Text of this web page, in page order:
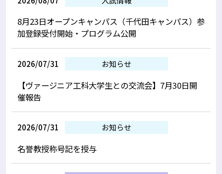
8月23日オープンキャンパス（千代田キャンパス）参
加登録受付開始・プログラム公開
2026/07/31 お知らせ
【ヴァージニア工科大学生との交流会】7月30日開
催報告
2026/07/31 お知らせ
名誉教授称号記を授与